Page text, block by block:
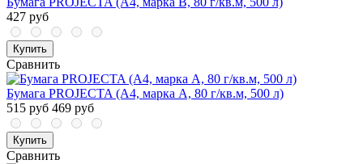
427 руб
Купить
Сравнить
Бумага PROJECTA (А4, марка А, 80 г/кв.м, 500 л)
515 руб 469 руб
Купить
Сравнить